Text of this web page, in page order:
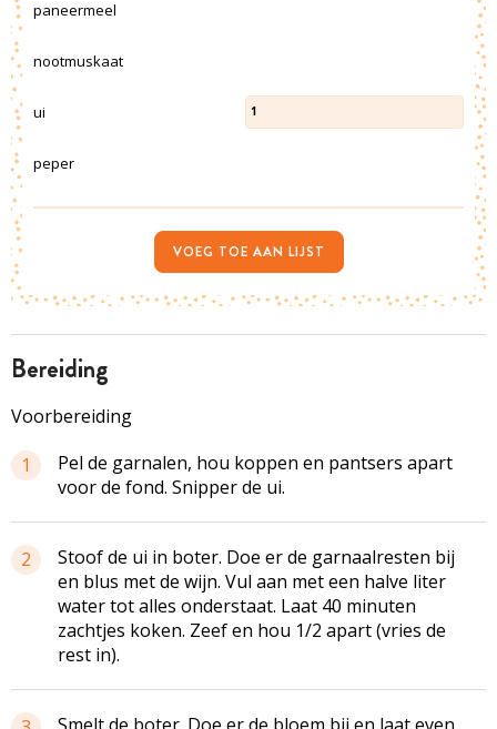
bereiding
Voorbereiding
1
Pel de garnalen, hou koppen en pantsers apart
voor de fond. Snipper de ui.
2
Stoof de ui in boter. Doe er de garnaalresten bij
en blus met de wijn. Vul aan met een halve liter
water tot alles onderstaat. Laat 40 minuten
zachtjes koken. Zeef en hou 1/2 apart (vries de
rest in).
Smelt de boter. Doe er de bloem bij en laat even
paneermeel
nootmuskaat
ui 1
peper
VOEG TOE AAN LIJST